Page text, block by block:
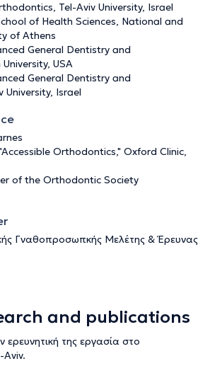
Tel-Aviv University, Israel
of Health Sciences, National and
of Athens
General Dentistry and
USA
General Dentistry and
Israel
Orthodontics," Oxford Clinic,
of the Orthodontic Society
Γναθοπροσωπκής Μελέτης & Έρευνας
and publications
ερευνητική της εργασία στο
Aviv.